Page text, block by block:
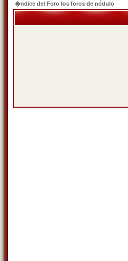
�ndice del Foro los foros de nódulo